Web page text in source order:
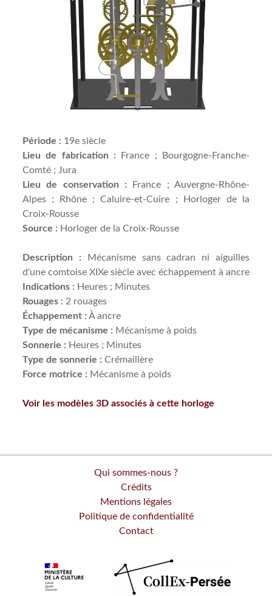
Période : 19e siècle
Lieu de fabrication : France ; Bourgogne-Franche-
Comté ; Jura
Lieu de conservation : France ; Auvergne-Rhône-
Alpes ; Rhône ; Caluire-et-Cuire ; Horloger de la
Croix-Rousse
Source : Horloger de la Croix-Rousse
Description : Mécanisme sans cadran ni aiguilles
d'une comtoise XIXe siècle avec échappement à ancre
Indications : Heures ; Minutes
Rouages : 2 rouages
Échappement : À ancre
Type de mécanisme : Mécanisme à poids
Sonnerie : Heures ; Minutes
Type de sonnerie : Crémaillère
Force motrice : Mécanisme à poids
Voir les modèles 3D associés à cette horloge
Qui sommes-nous ?
Crédits
Mentions légales
Politique de confidentialité
Contact